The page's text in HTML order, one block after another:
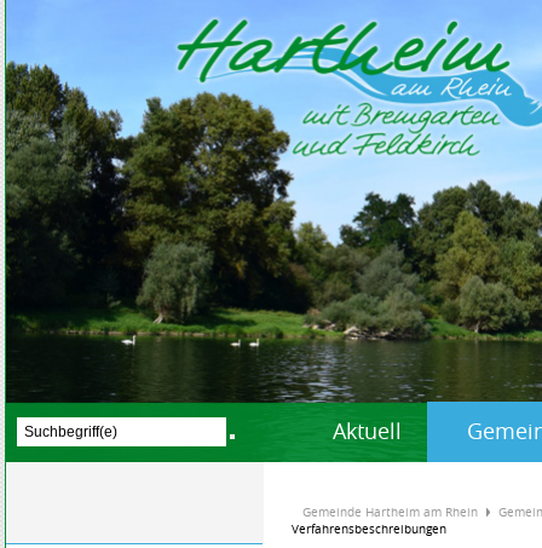
Aktuell
Gemeinde Hartheim am Rhein
Verfahrensbeschreibungen